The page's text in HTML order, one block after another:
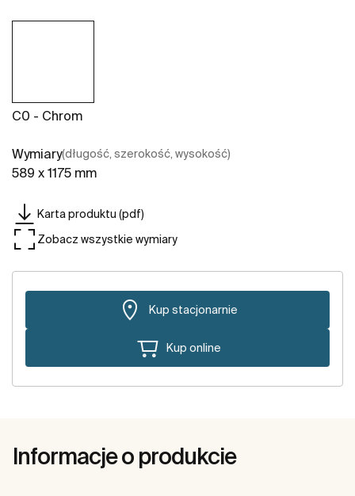
C0 - Chrom
Wymiary(długość, szerokość, wysokość)
589 x 1175 mm
Karta produktu (pdf)
Zobacz wszystkie wymiary
Kup stacjonarnie
Kup online
Informacje o produkcie